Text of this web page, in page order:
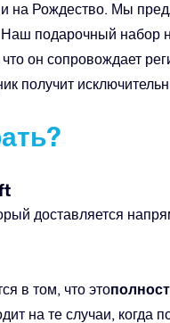
на Рождество. Мы
Наш подарочный
он сопровождает
получит
доставляется
в том, что это
на те случаи, когда